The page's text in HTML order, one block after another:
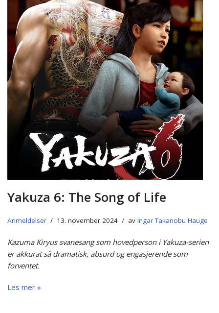
Yakuza 6: The Song of Life
Anmeldelser 13. november 2024 av Ingar Takanobu Hauge
Kazuma Kiryus svanesang som hovedperson i Yakuza-serien
er akkurat så dramatisk, absurd og engasjerende som
forventet.
Les mer »